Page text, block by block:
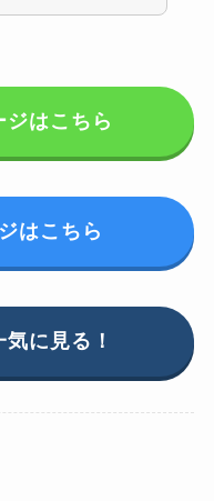
ジはこちら
はこちら
に見る！